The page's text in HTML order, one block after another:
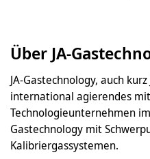
Über JA-
JA-Gastechnology, auch
international agierendes
Technologieunternehmen
Gastechnology mit
Kalibriergassystemen.